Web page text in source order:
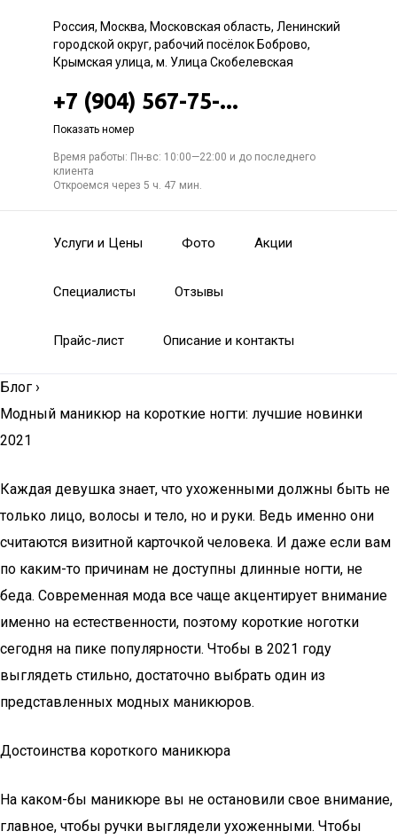
Россия, Москва, Московская область, Ленинский
городской округ, рабочий посёлок Боброво,
Крымская улица, м. Улица Скобелевская
+7 (904) 567-75-...
Показать номер
Время работы: Пн-вс: 10:00—22:00 и до последнего
клиента
Откроемся через 5 ч. 47 мин.
Услуги и Цены Фото Акции
Специалисты Отзывы
Прайс-лист Описание и контакты
Блог ›
Модный маникюр на короткие ногти: лучшие новинки
2021
Каждая девушка знает, что ухоженными должны быть не
только лицо, волосы и тело, но и руки. Ведь именно они
считаются визитной карточкой человека. И даже если вам
по каким-то причинам не доступны длинные ногти, не
беда. Современная мода все чаще акцентирует внимание
именно на естественности, поэтому короткие ноготки
сегодня на пике популярности. Чтобы в 2021 году
выглядеть стильно, достаточно выбрать один из
представленных модных маникюров.
Достоинства короткого маникюра
На каком-бы маникюре вы не остановили свое внимание,
главное, чтобы ручки выглядели ухоженными. Чтобы